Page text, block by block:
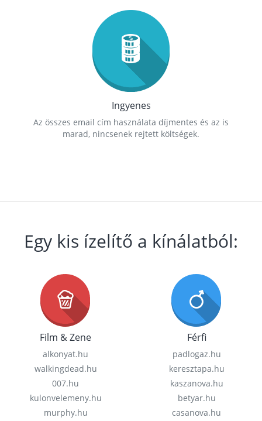
Ingyenes
Az összes email cím használata díjmentes és az is
marad, nincsenek rejtett költségek.
Egy kis ízelítő a kínálatból:
Film & Zene
alkonyat.hu
walkingdead.hu
007.hu
kulonvelemeny.hu
murphy.hu
Férfi
padlogaz.hu
keresztapa.hu
kaszanova.hu
betyar.hu
casanova.hu